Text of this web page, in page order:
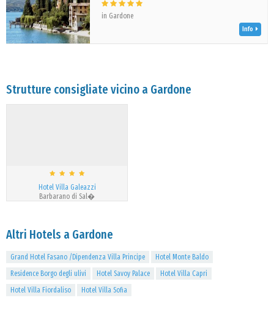
in Gardone
Info
Strutture consigliate vicino a Gardone
Hotel Villa Galeazzi
Barbarano di Sal�
Altri Hotels a Gardone
Grand Hotel Fasano /Dipendenza Villa Principe
Hotel Monte Baldo
Residence Borgo degli ulivi
Hotel Savoy Palace
Hotel Villa Capri
Hotel Villa Fiordaliso
Hotel Villa Sofia